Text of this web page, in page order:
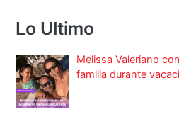
Lo Ultimo
Melissa Valeriano
familia durante